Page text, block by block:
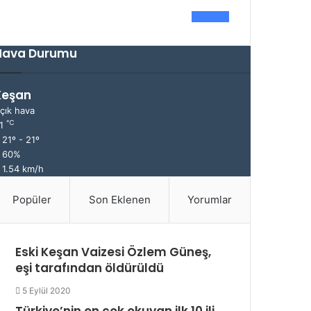
Durumu
hava
℃
21º - 21º
60%
1.54 km/h
Popüler Son Eklenen Yorumlar
Eski Keşan Vaizesi Özlem Güneş,
eşi tarafından öldürüldü
5 Eylül 2020